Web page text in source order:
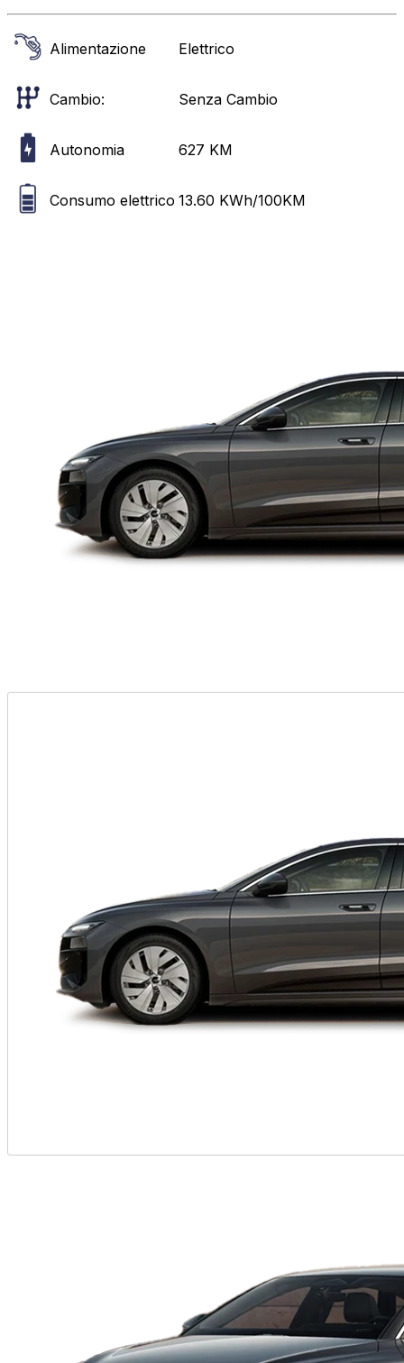
Alimentazione Elettrico
Cambio: Senza Cambio
Autonomia 627 KM
Consumo elettrico 13.60 KWh/100KM